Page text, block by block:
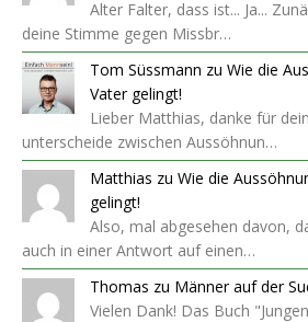
Alter Falter, dass ist... Ja...
deine Stimme gegen Missbr…
Tom Süssmann zu Wie die
Vater gelingt!
Lieber Matthias, danke für
unterscheide zwischen Aussöhnun…
Matthias zu Wie die
gelingt!
Also, mal abgesehen davon,
auch in einer Antwort auf einen…
Thomas zu Männer auf der
Vielen Dank! Das Buch